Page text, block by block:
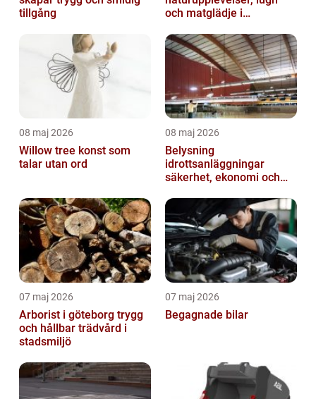
tillgång
och matglädje i
08 maj 2026
Willow tree konst som
talar utan ord
08 maj 2026
Belysning
idrottsanläggningar
säkerhet, ekonomi och
07 maj 2026
Arborist i göteborg trygg
och hållbar trädvård i
stadsmiljö
07 maj 2026
Begagnade bilar